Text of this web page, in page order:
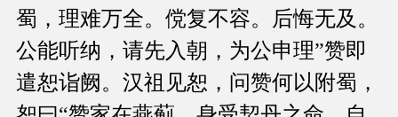
蜀，理难万全。傥复不容。后悔无及。
公能听纳，请先入朝，为公申理”赞即
遣恕诣阙。汉祖见恕，问赞何以附蜀，